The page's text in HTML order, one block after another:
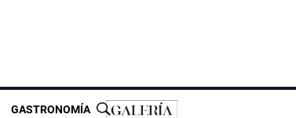
GASTRONOMÍA